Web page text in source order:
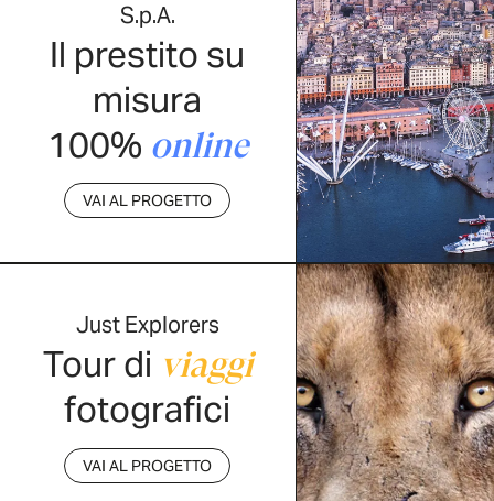
S.p.A.
Il prestito su
misura
100% online
VAI AL PROGETTO
Just Explorers
Tour di viaggi
fotografici
VAI AL PROGETTO